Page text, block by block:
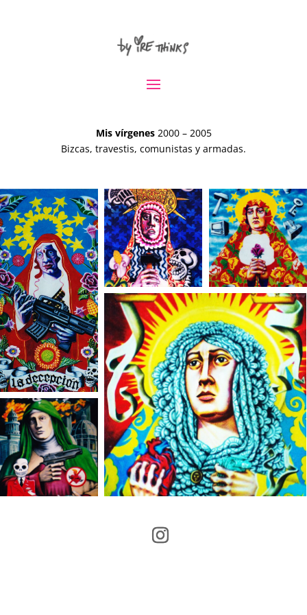
Mis vírgenes 2000 – 2005
Bizcas, travestis, comunistas y armadas.